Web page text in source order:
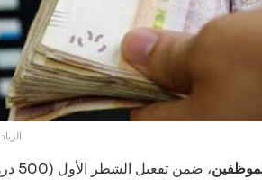
الزيادة